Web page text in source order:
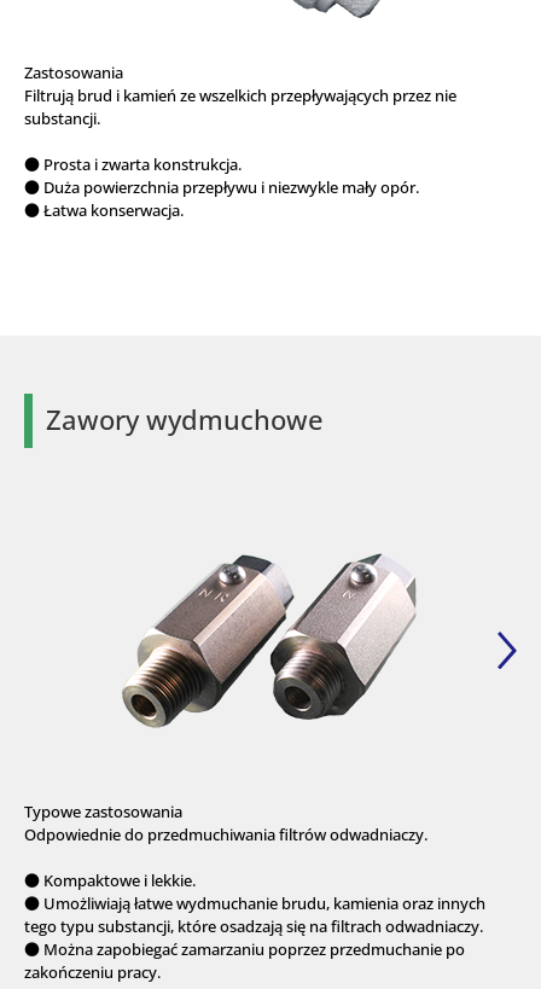
Zastosowania
Filtrują brud i kamień ze wszelkich przepływających przez nie
substancji.
● Prosta i zwarta konstrukcja.
● Duża powierzchnia przepływu i niezwykle mały opór.
● Łatwa konserwacja.
Zawory wydmuchowe
Typowe zastosowania
Odpowiednie do przedmuchiwania filtrów odwadniaczy.
● Kompaktowe i lekkie.
● Umożliwiają łatwe wydmuchanie brudu, kamienia oraz innych
tego typu substancji, które osadzają się na filtrach odwadniaczy.
● Można zapobiegać zamarzaniu poprzez przedmuchanie po
zakończeniu pracy.